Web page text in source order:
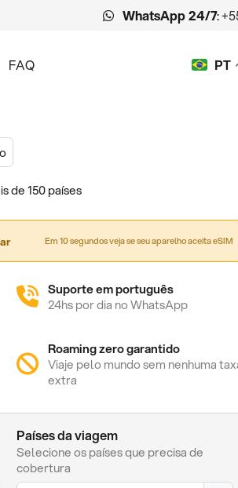
WhatsApp 24/7:
FAQ PT
de 150 países
Em 10 segundos veja se seu aparelho aceita eSIM
Suporte em português
24hs por dia no WhatsApp
Roaming zero garantido
Viaje pelo mundo sem nenhuma
extra
Países da viagem
Selecione os países que precisa de
cobertura